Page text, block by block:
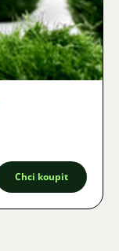
Chci koupit